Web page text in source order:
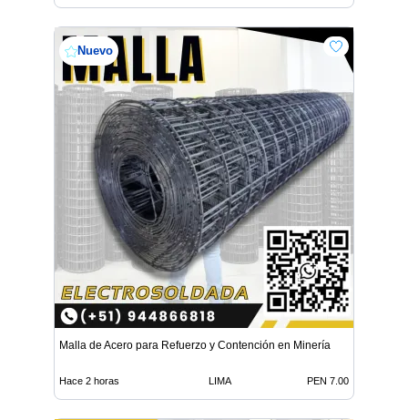
Nuevo
Malla de Acero para Refuerzo y Contención en Minería
Hace 2 horas LIMA PEN 7.00